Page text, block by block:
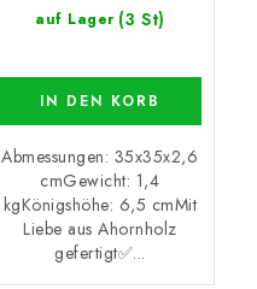
auf Lager (3 St)
IN DEN KORB
Abmessungen: 35x35x2,6
cmGewicht: 1,4
kgKönigshöhe: 6,5 cmMit
Liebe aus Ahornholz
gefertigt✅...